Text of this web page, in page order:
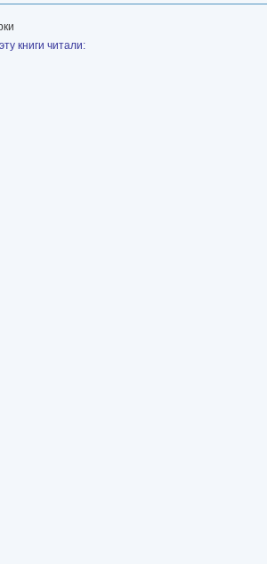
книги читали: